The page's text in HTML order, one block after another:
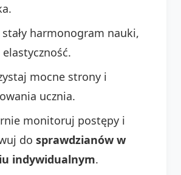
stały harmonogram nauki,
mocne strony i
ucznia.
monitoruj postępy i
do sprawdzianów w
indywidualnym.